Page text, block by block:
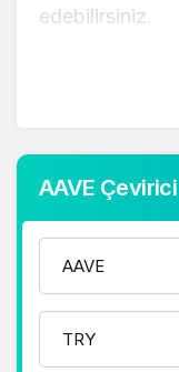
edebilirsiniz.
AAVE (TL)
işlem hacmi
değişim
AAVE
üstünde yer
mevcut fiyatlar
şekilde
AAVE Çevirici